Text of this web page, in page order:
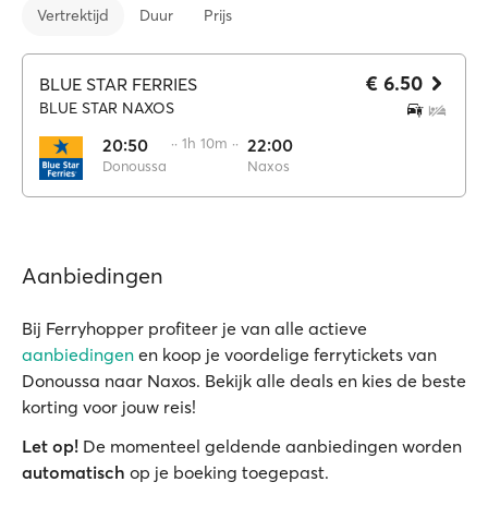
Vertrektijd Duur Prijs
BLUE STAR FERRIES
BLUE STAR NAXOS
20:50
Donoussa
·· 1h 10m ·· 22:00
Naxos
€ 6.50
Aanbiedingen
Bij Ferryhopper profiteer je van alle actieve
aanbiedingen en koop je voordelige ferrytickets van
Donoussa naar Naxos. Bekijk alle deals en kies de beste
korting voor jouw reis!
Let op! De momenteel geldende aanbiedingen worden
automatisch op je boeking toegepast.